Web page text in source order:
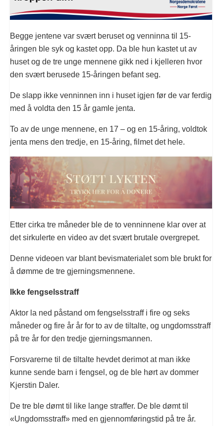
Begge jentene var svært beruset og venninna til 15-
åringen ble syk og kastet opp. Da ble hun kastet ut av
huset og de tre unge mennene gikk ned i kjelleren hvor
den svært berusede 15-åringen befant seg.
De slapp ikke venninnen inn i huset igjen før de var ferdig
med å voldta den 15 år gamle jenta.
To av de unge mennene, en 17 – og en 15-åring, voldtok
jenta mens den tredje, en 15-åring, filmet det hele.
Etter cirka tre måneder ble de to venninnene klar over at
det sirkulerte en video av det svært brutale overgrepet.
Denne videoen var blant bevismaterialet som ble brukt for
å dømme de tre gjerningsmennene.
Ikke fengselsstraff
Aktor la ned påstand om fengselsstraff i fire og seks
måneder og fire år år for to av de tiltalte, og ungdomsstraff
på tre år for den tredje gjerningsmannen.
Forsvarerne til de tiltalte hevdet derimot at man ikke
kunne sende barn i fengsel, og de ble hørt av dommer
Kjerstin Daler.
De tre ble dømt til like lange straffer. De ble dømt til
«Ungdomsstraff» med en gjennomføringstid på tre år.